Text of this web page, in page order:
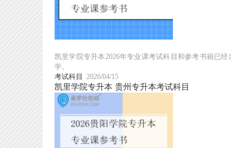
凯里学院专升本2026年专业课考试科目和参考书籍已
学。
考试科目
2026/04/15
凯里学院专升本 贵州专升本考试科目